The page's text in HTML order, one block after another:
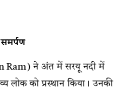
Ram) ने अंत में सरयू नदी में
लोक को प्रस्थान किया। उनकी